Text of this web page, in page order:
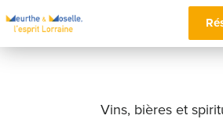
Vins, bières et